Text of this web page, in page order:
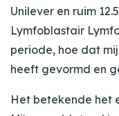
Unilever en ruim
Lymfoblastair
periode, hoe dat
heeft gevormd en
Het betekende het